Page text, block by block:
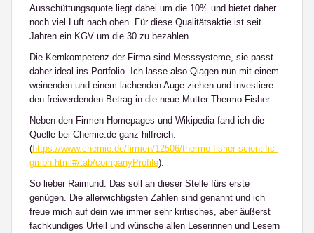
Ausschüttungsquote liegt dabei um die 10% und bietet daher
noch viel Luft nach oben. Für diese Qualitätsaktie ist seit
Jahren ein KGV um die 30 zu bezahlen.
Die Kernkompetenz der Firma sind Messsysteme, sie passt
daher ideal ins Portfolio. Ich lasse also Qiagen nun mit einem
weinenden und einem lachenden Auge ziehen und investiere
den freiwerdenden Betrag in die neue Mutter Thermo Fisher.
Neben den Firmen-Homepages und Wikipedia fand ich die
Quelle bei Chemie.de ganz hilfreich.
(https://www.chemie.de/firmen/12506/thermo-fisher-scientific-
gmbh.html#/tab/companyProfile).
So lieber Raimund. Das soll an dieser Stelle fürs erste
genügen. Die allerwichtigsten Zahlen sind genannt und ich
freue mich auf dein wie immer sehr kritisches, aber äußerst
fachkundiges Urteil und wünsche allen Leserinnen und Lesern